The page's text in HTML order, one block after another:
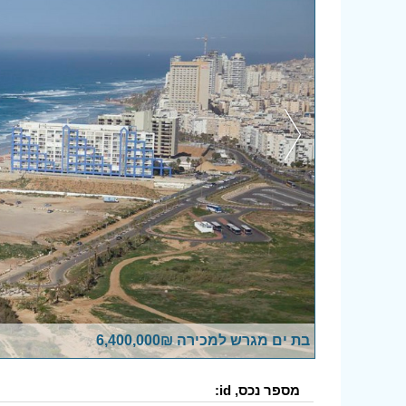
בת ים מגרש למכירה 6,400,000₪
מספר נכס, id: